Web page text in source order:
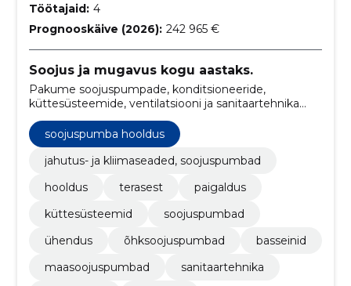
Töötajaid: 4
Prognooskäive (2026): 242 965 €
Soojus ja mugavus kogu aastaks.
Pakume soojuspumpade, konditsioneeride,
küttesüsteemide, ventilatsiooni ja sanitaartehnika
toodete müüki, paigaldust ja hooldust.
soojuspumba hooldus
jahutus- ja kliimaseaded, soojuspumbad
hooldus
terasest
paigaldus
küttesüsteemid
soojuspumbad
ühendus
õhksoojuspumbad
basseinid
maasoojuspumbad
sanitaartehnika